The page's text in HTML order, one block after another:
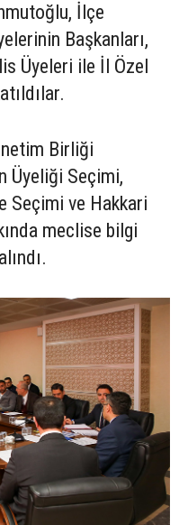
İlçe
Başkanları,
Üyeleri ile İl Özel
Birliği
Üyeliği Seçimi,
Seçimi ve Hakkari
meclise bilgi